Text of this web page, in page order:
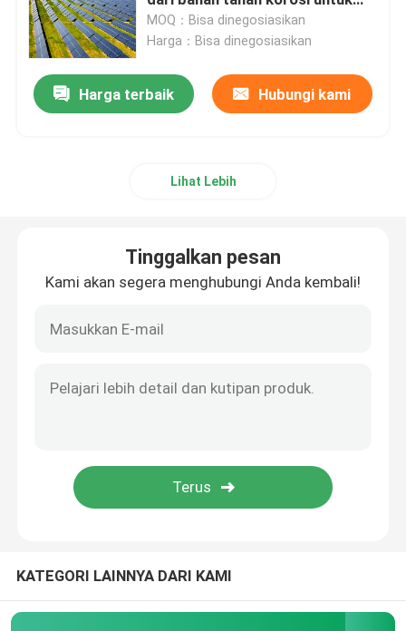
Klem Pemasangan Panel Surya
Rel Pemasangan Panel Surya
Kit Sambungan Rel
Dudukan Miring Panel Surya
Kait Atap Surya
Baki Kabel Galvanis
pemasangan panel surya di
pertanian
MOQ：Bisa dinegosiasikan
Harga：Bisa dinegosiasikan
Harga terbaik Hubungi kami
Lihat Lebih
Tinggalkan pesan
Kami akan segera menghubungi Anda kembali!
KATEGORI LAINNYA DARI KAMI